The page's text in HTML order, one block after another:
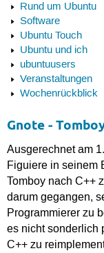
Rund um Ubuntu
Software
Ubuntu Touch
Ubuntu und ich
ubuntuusers
Veranstaltungen
Wochenrückblick
Gnote -
Ausgerechnet am
Figuiere in seinem
Tomboy nach C++
darum gegangen,
Programmierer zu
es nicht sonderlich
C++ zu